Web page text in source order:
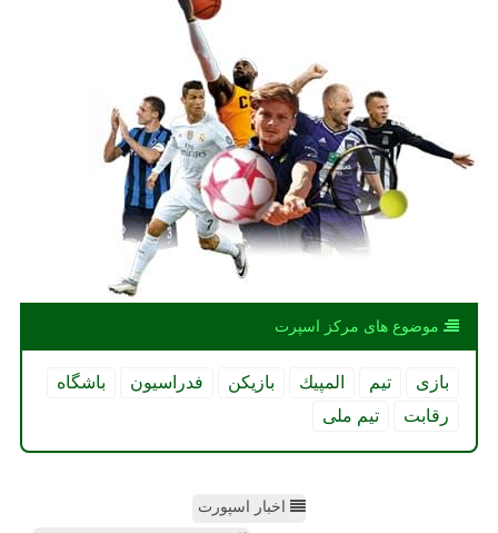
موضوع های مركز اسپرت
بازی تیم المپیك بازیكن فدراسیون
باشگاه
رقابت
تیم ملی
اخبار اسپورت